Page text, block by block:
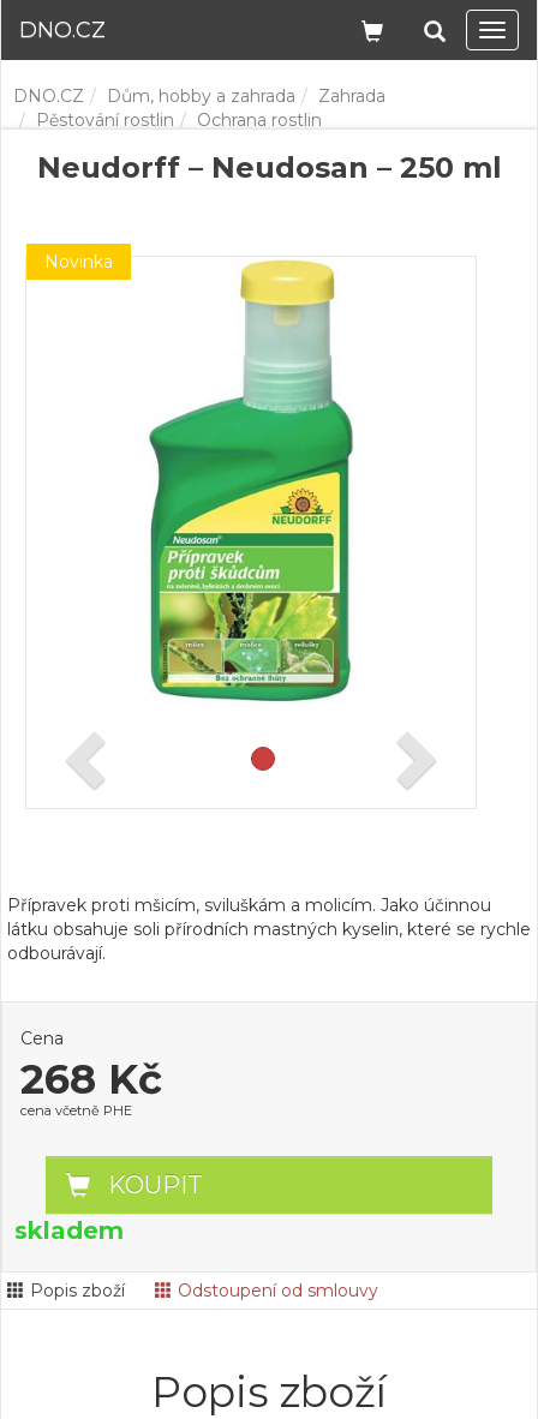
DNO.CZ
DNO.CZ Dům, hobby a zahrada
Zahrada
Pěstování rostlin
Ochrana rostlin
Neudorff – Neudosan – 250 ml
Novinka
Přípravek proti mšicím, sviluškám a molicím. Jako účinnou
látku obsahuje soli přírodních mastných kyselin, které se rychle
odbourávají.
Cena
268 Kč
cena včetně PHE
KOUPIT
skladem
Popis zboží Odstoupení od smlouvy
Popis zboží